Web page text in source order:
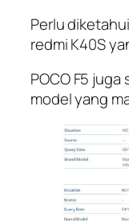
Perlu
redmi K40S
POCO F5
model yang